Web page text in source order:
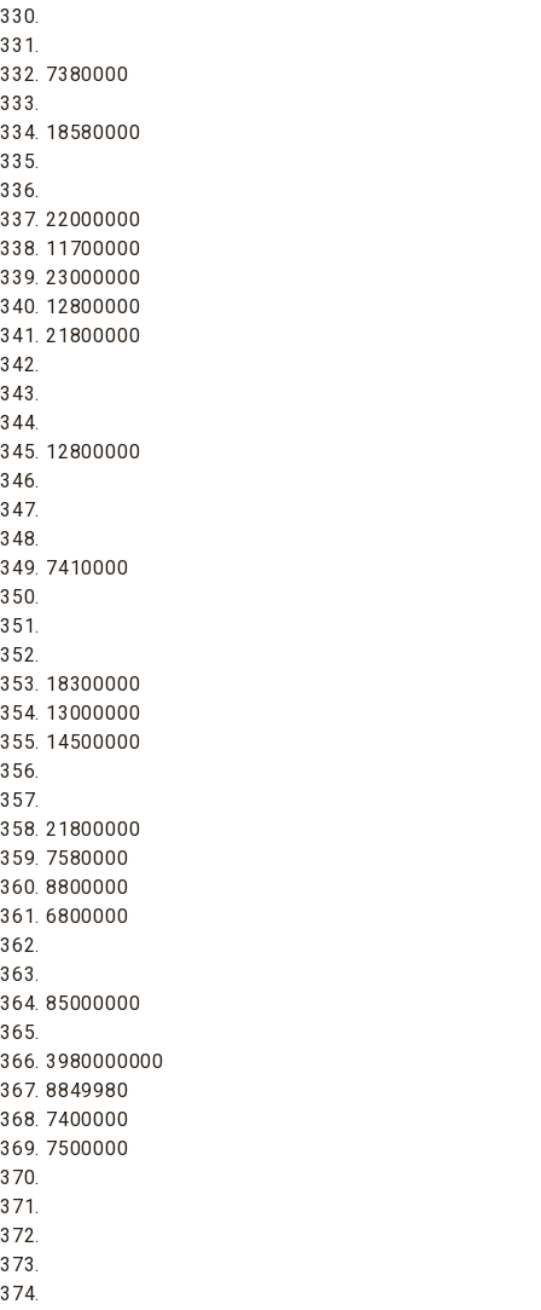
330.
331.
332. 7380000
333.
334. 18580000
335.
336.
337. 22000000
338. 11700000
339. 23000000
340. 12800000
341. 21800000
342.
343.
344.
345. 12800000
346.
347.
348.
349. 7410000
350.
351.
352.
353. 18300000
354. 13000000
355. 14500000
356.
357.
358. 21800000
359. 7580000
360. 8800000
361. 6800000
362.
363.
364. 85000000
365.
366. 3980000000
367. 8849980
368. 7400000
369. 7500000
370.
371.
372.
373.
374.